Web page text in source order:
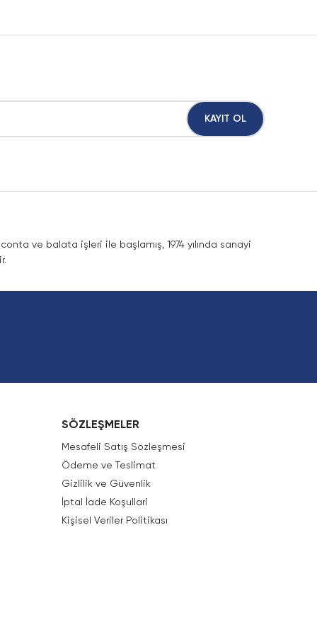
KAYIT OL
ve balata işleri ile başlamış, 1974 yılında sanayi
SÖZLEŞMELER
Mesafeli Satış Sözleşmesi
Ödeme ve Teslimat
Gizlilik ve Güvenlik
İptal İade Koşullari
Kişisel Veriler Politikası